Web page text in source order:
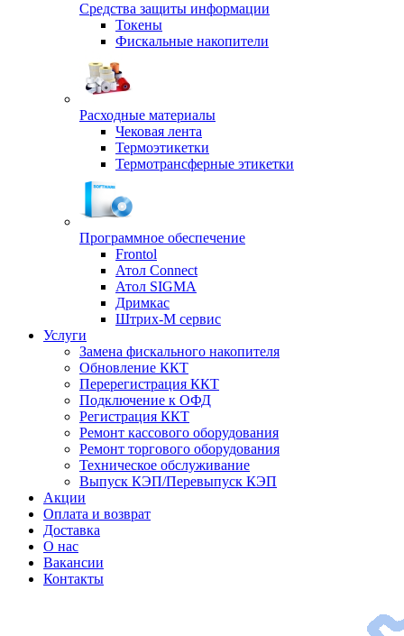
Средства защиты информации
Токены
Фискальные накопители
Расходные материалы
Чековая лента
Термоэтикетки
Термотрансферные этикетки
Программное обеспечение
Frontol
Атол Connect
Атол SIGMA
Дримкас
Штрих-М сервис
Услуги
Замена фискального накопителя
Обновление ККТ
Перерегистрация ККТ
Подключение к ОФД
Регистрация ККТ
Ремонт кассового оборудования
Ремонт торгового оборудования
Техническое обслуживание
Выпуск КЭП/Перевыпуск КЭП
Акции
Оплата и возврат
Доставка
О нас
Вакансии
Контакты